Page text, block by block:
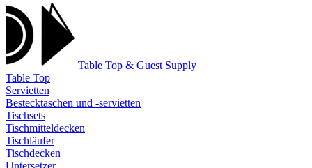
Table Top & Guest Supply
Table Top
Servietten
Bestecktaschen und -servietten
Tischsets
Tischmitteldecken
Tischläufer
Tischdecken